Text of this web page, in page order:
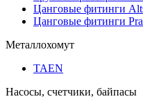
Цанговые фитинги
Цанговые фитинги
Металлохомут
TAEN
Насосы, счетчики, байпасы